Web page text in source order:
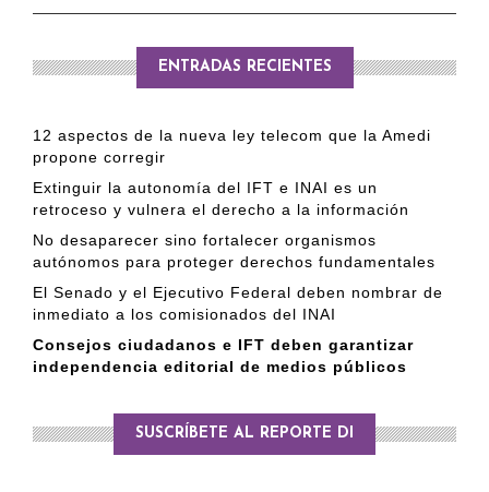
ENTRADAS RECIENTES
12 aspectos de la nueva ley telecom que la Amedi
propone corregir
Extinguir la autonomía del IFT e INAI es un
retroceso y vulnera el derecho a la información
No desaparecer sino fortalecer organismos
autónomos para proteger derechos fundamentales
El Senado y el Ejecutivo Federal deben nombrar de
inmediato a los comisionados del INAI
Consejos ciudadanos e IFT deben garantizar
independencia editorial de medios públicos
SUSCRÍBETE AL REPORTE DI